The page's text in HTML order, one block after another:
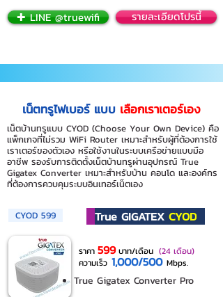
✚ LINE @truewifi รายละเอียดโปรนี้
เน็ตทรูไฟเบอร์ แบบ เลือกเราเตอร์เอง
เน็ตบ้านทรูแบบ CYOD (Choose Your Own Device) คือ
แพ็กเกจที่ไม่รวม WiFi Router เหมาะสำหรับผู้ที่ต้องการใช้
เราเตอร์ของตัวเอง หรือใช้งานในระบบเครือข่ายแบบมือ
อาชีพ รองรับการติดตั้งเน็ตบ้านทรูผ่านอุปกรณ์ True
Gigatex Converter เหมาะสำหรับบ้าน คอนโด และองค์กร
ที่ต้องการควบคุมระบบอินเทอร์เน็ตเอง
CYOD 599 True GIGATEX CYOD
ราคา 599บาท/เดือน (24 เดือน)
ความเร็ว 1,000/500 Mbps.
True Gigatex Converter Pro